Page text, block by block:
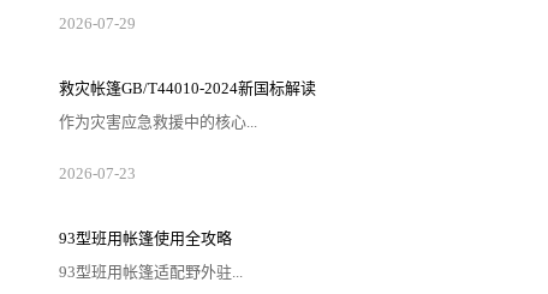
2026-07-29
救灾帐篷GB/T44010-2024新国标解读
作为灾害应急救援中的核心...
2026-07-23
93型班用帐篷使用全攻略
93型班用帐篷适配野外驻...